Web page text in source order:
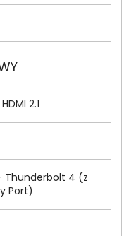
2.1
Thunderbolt 4 (z
Port)